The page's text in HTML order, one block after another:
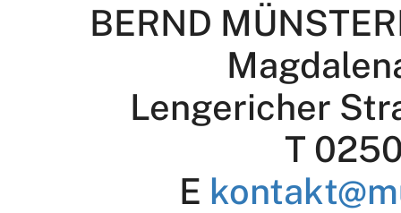
BERND
Lengericher
T
E